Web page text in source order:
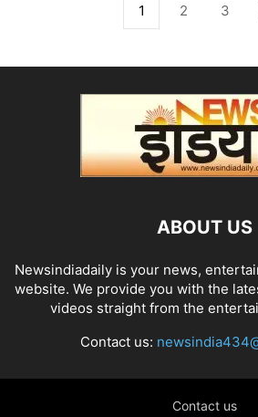
1 2 3
ABOUT US
Newsindiadaily is your news,
website. We provide you with the
videos straight from the
Contact us:
Contact us